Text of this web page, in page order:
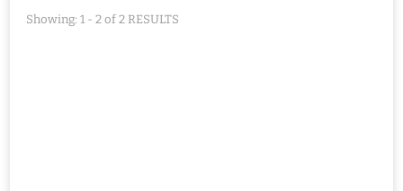
Showing: 1 - 2 of 2 RESULTS